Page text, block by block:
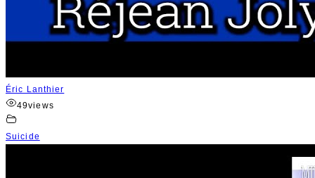
Éric Lanthier
49views
Suicide